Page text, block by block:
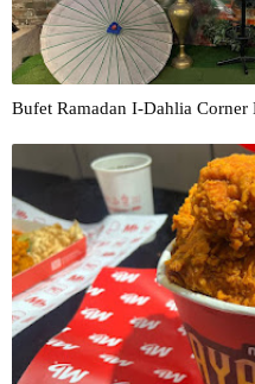
Bufet Ramadan I-Dahlia Corner